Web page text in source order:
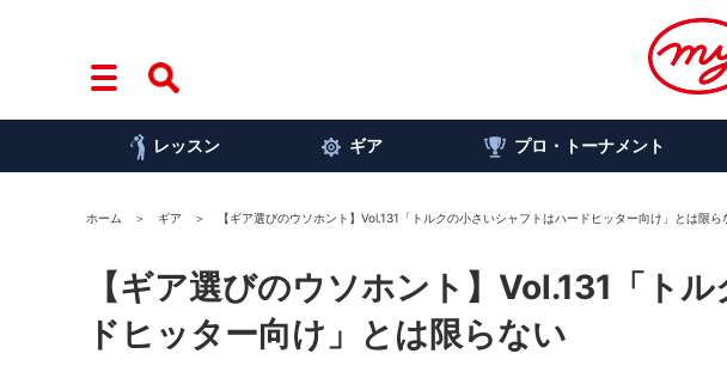
レッスン ギア プロ・トーナメント
ホーム ギア 【ギア選びのウソホント】Vol.131「トルクの小さいシャフトはハードヒッター向け」とは限ら
【ギア選びのウソホント】Vol.131「ト
ドヒッター向け」とは限らない